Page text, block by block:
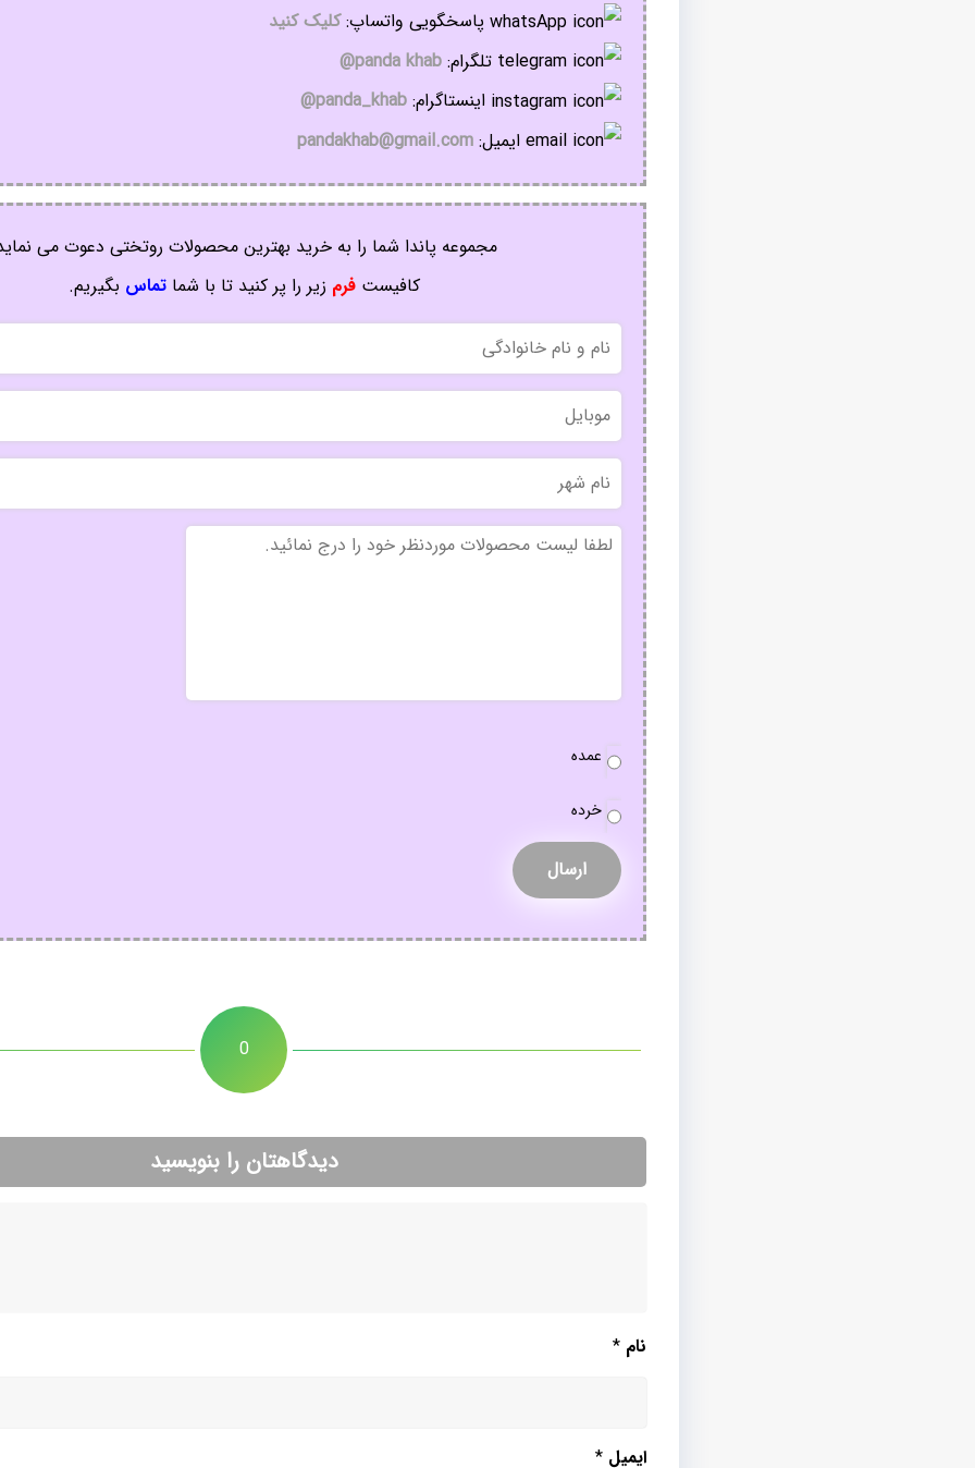
پاسخگویی واتساپ:کلیک کنید
تلگرام: panda khab@
اینستاگرام: panda_khab@
ایمیل: pandakhab@gmail.com
مجموعه پاندا شما را به خرید بهترین محصولات روتختی دعوت می
کافیستفرم زیر را پر کنید تا با شماتماس بگیریم.
و
نام
خانوادگی
موبایل
نام
شهر
بدون
عنوان
عمده
خرده
0
دیدگاهتان را بنویسید
نام *
ایمیل *